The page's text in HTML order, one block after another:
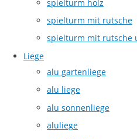
spielturm holz
spielturm mit rutsche
spielturm mit rutsche
Liege
alu gartenliege
alu liege
alu sonnenliege
aluliege